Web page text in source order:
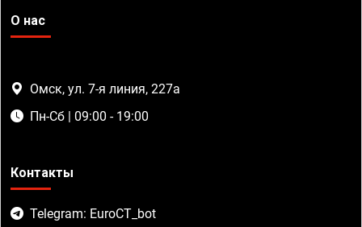
О нас
Омск, ул. 7-я линия, 227а
Пн-Сб | 09:00 - 19:00
Контакты
Telegram: EuroCT_bot